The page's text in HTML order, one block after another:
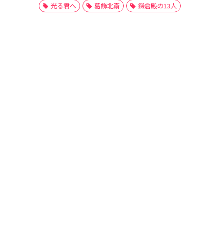
光る君へ
葛飾北斎 鎌倉殿の13人